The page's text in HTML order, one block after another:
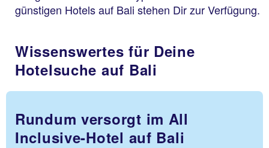
günstigen Hotels auf Bali stehen Dir zur Verfügung.
Wissenswertes für Deine
Hotelsuche auf Bali
Rundum versorgt im All
Inclusive-Hotel auf Bali